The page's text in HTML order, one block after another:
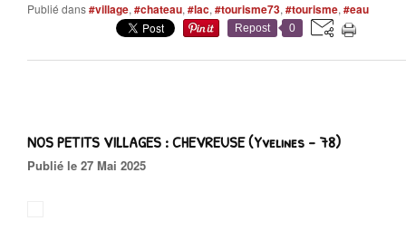
Publié dans#village, #chateau, #lac, #tourisme73, #tourisme, #eau
Repost 0
NOS PETITS VILLAGES : CHEVREUSE (Yvelines - 78)
Publié le 27 Mai 2025